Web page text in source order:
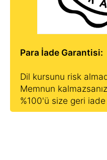
Para İade Garantisi:
Dil kursunu risk
Memnun
%100'ü size geri